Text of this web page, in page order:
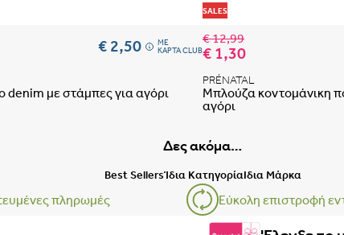
ΒΗΜΑ 1
αγαπημένων
Προσθήκη στη λίστα
€ 2,50 ME
ΚΑΡΤΑ CLUB
denim με στάμπες για αγόρι
SALES
€ 12,99
€ 1,30
PRÉNATAL
Μπλούζα κοντομάνικη
αγόρι
Δες ακόμα…
Best SellersΊδια ΚατηγορίαΙδια Μάρκα
πληρωμές Εύκολη επιστροφή